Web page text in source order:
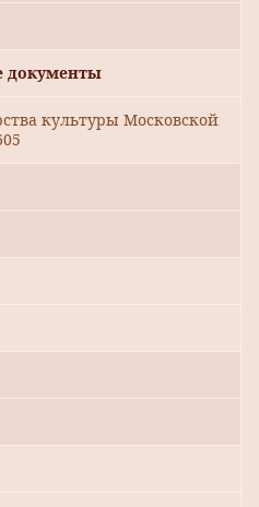
документы
культуры Московской